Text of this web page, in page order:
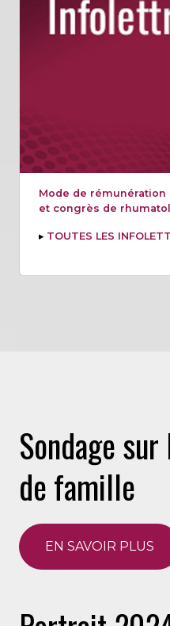
Mode de rémunération
et congrès de
▸ TOUTES LES
Sondage
de famille
EN SAVOIR PLUS